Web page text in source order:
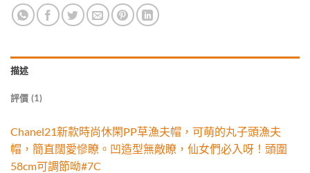
描述
評價 (1)
Chanel21新款時尚休閑PP草漁夫帽，可萌的丸子頭漁夫
帽，簡直闊愛慘瞭。凹造型無敵瞭，仙女們必入呀！頭圍
58cm可調節呦#7C